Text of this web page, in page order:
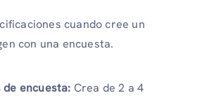
cuando cree un
con una encuesta.
de encuesta: Crea de 2 a 4